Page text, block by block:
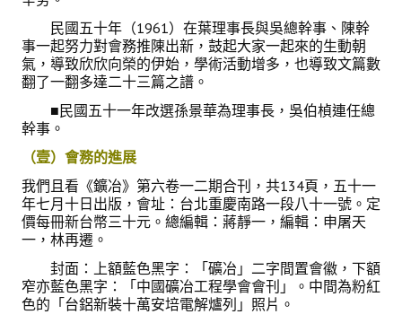
民國五十年（1961）在葉理事長與吳總幹事、陳幹
事一起努力對會務推陳出新，鼓起大家一起來的生動朝
氣，導致欣欣向榮的伊始，學術活動增多，也導致文篇數
翻了一翻多達二十三篇之譜。
■民國五十一年改選孫景華為理事長，吳伯楨連任總
幹事。
（壹）會務的進展
我們且看《鑛冶》第六卷一二期合刊，共134頁，五十一
年七月十日出版，會址：台北重慶南路一段八十一號。定
價每冊新台幣三十元。總編輯：蔣靜一，編輯：申屠天
一，林再遷。
封面：上額藍色黑字：「礦冶」二字間置會徽，下額
窄亦藍色黑字：「中國礦冶工程學會會刊」。中間為粉紅
色的「台鋁新裝十萬安培電解爐列」照片。